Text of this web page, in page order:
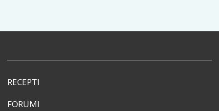
RECEPTI
FORUMI